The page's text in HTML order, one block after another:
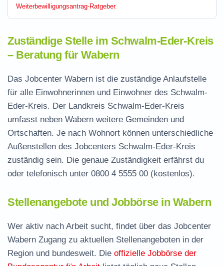
Weiterbewilligungsantrag-Ratgeber.
Zuständige Stelle im Schwalm-Eder-Kreis
– Beratung für Wabern
Das Jobcenter Wabern ist die zuständige Anlaufstelle
für alle Einwohnerinnen und Einwohner des Schwalm-
Eder-Kreis. Der Landkreis Schwalm-Eder-Kreis
umfasst neben Wabern weitere Gemeinden und
Ortschaften. Je nach Wohnort können unterschiedliche
Außenstellen des Jobcenters Schwalm-Eder-Kreis
zuständig sein. Die genaue Zuständigkeit erfährst du
oder telefonisch unter 0800 4 5555 00 (kostenlos).
Stellenangebote und Jobbörse in Wabern
Wer aktiv nach Arbeit sucht, findet über das Jobcenter
Wabern Zugang zu aktuellen Stellenangeboten in der
Region und bundesweit. Die offizielle Jobbörse der